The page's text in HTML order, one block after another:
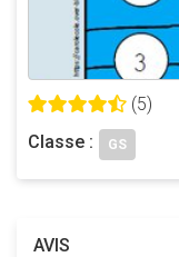
(5)
Classe :
GS
AVIS